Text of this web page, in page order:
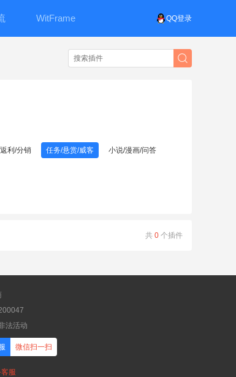
QQ登录
WitFrame
利/分销 任务/悬赏/威客 小说/漫画/问答
共 0 个插件
法活动
微信扫一扫
服